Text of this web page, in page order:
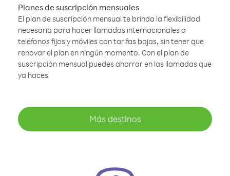
Planes de suscripción mensuales
El plan de suscripción mensual te brinda la flexibilidad
necesaria para hacer llamadas internacionales a
teléfonos fijos y móviles con tarifas bajas, sin tener que
renovar el plan en ningún momento. Con el plan de
suscripción mensual puedes ahorrar en las llamadas que
ya haces
Más destinos